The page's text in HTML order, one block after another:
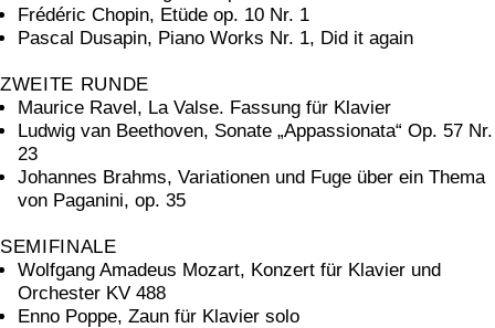
Frédéric Chopin, Etüde op. 10 Nr. 1
Pascal Dusapin, Piano Works Nr. 1, Did it again
ZWEITE RUNDE
Maurice Ravel, La Valse. Fassung für Klavier
Ludwig van Beethoven, Sonate „Appassionata“ Op. 57 Nr.
23
Johannes Brahms, Variationen und Fuge über ein Thema
von Paganini, op. 35
SEMIFINALE
Wolfgang Amadeus Mozart, Konzert für Klavier und
Orchester KV 488
Enno Poppe, Zaun für Klavier solo